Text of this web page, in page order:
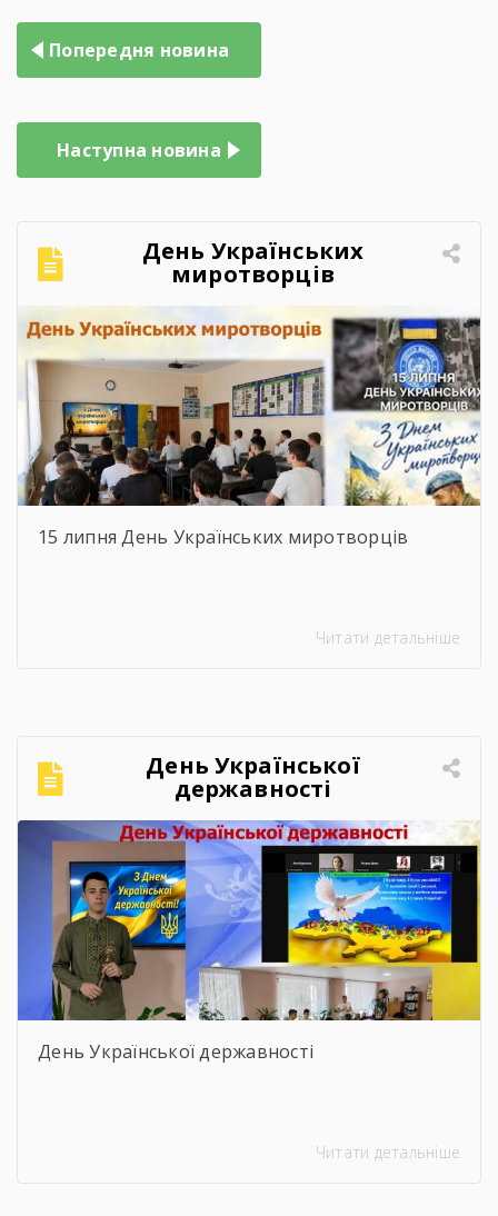
Навігація
записів
Попередня новина
Наступна новина
День Українських
миротворців
15 липня День Українських миротворців
Читати детальніше
День Української
державності
День Української державності
Читати детальніше